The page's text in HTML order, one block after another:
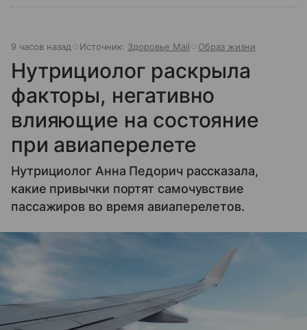
9 часов назад Источник: Здоровье Mail Образ жизни
Нутрициолог раскрыла
факторы, негативно
влияющие на состояние
при авиаперелете
Нутрициолог Анна Педорич рассказала,
какие привычки портят самочувствие
пассажиров во время авиаперелетов.